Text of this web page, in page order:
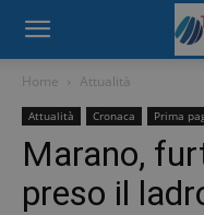
Home Attualità
Attualità Cronaca Prima
Marano,
preso il